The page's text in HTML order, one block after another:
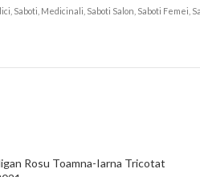
Saboti, Medicinali, Saboti Salon, Saboti
Rosu Toamna-Iarna Tricotat